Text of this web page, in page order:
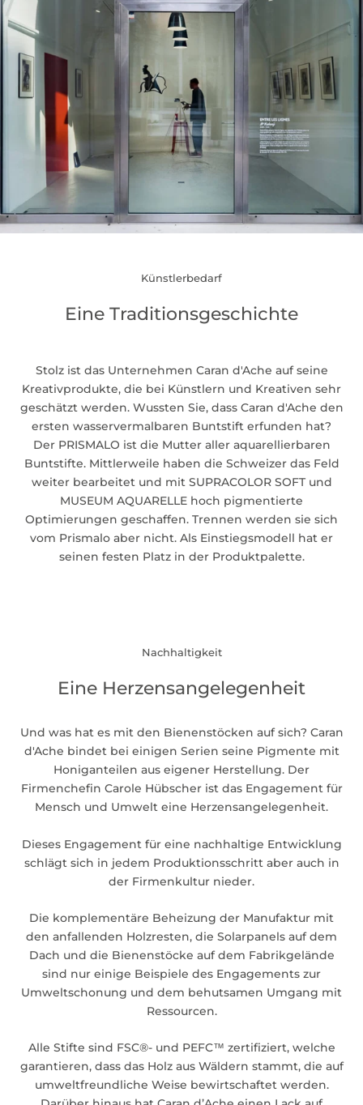
Künstlerbedarf
Eine Traditionsgeschichte
Stolz ist das Unternehmen Caran d'Ache auf seine
Kreativprodukte, die bei Künstlern und Kreativen sehr
geschätzt werden. Wussten Sie, dass Caran d'Ache den
ersten wasservermalbaren Buntstift erfunden hat?
Der PRISMALO ist die Mutter aller aquarellierbaren
Buntstifte. Mittlerweile haben die Schweizer das Feld
weiter bearbeitet und mit SUPRACOLOR SOFT und
MUSEUM AQUARELLE hoch pigmentierte
Optimierungen geschaffen. Trennen werden sie sich
vom Prismalo aber nicht. Als Einstiegsmodell hat er
seinen festen Platz in der Produktpalette.
Nachhaltigkeit
Eine Herzensangelegenheit
Und was hat es mit den Bienenstöcken auf sich? Caran
d'Ache bindet bei einigen Serien seine Pigmente mit
Honiganteilen aus eigener Herstellung. Der
Firmenchefin Carole Hübscher ist das Engagement für
Mensch und Umwelt eine Herzensangelegenheit.
Dieses Engagement für eine nachhaltige Entwicklung
schlägt sich in jedem Produktionsschritt aber auch in
der Firmenkultur nieder.
Die komplementäre Beheizung der Manufaktur mit
den anfallenden Holzresten, die Solarpanels auf dem
Dach und die Bienenstöcke auf dem Fabrikgelände
sind nur einige Beispiele des Engagements zur
Umweltschonung und dem behutsamen Umgang mit
Ressourcen.
Alle Stifte sind FSC®- und PEFC™ zertifiziert, welche
garantieren, dass das Holz aus Wäldern stammt, die auf
umweltfreundliche Weise bewirtschaftet werden.